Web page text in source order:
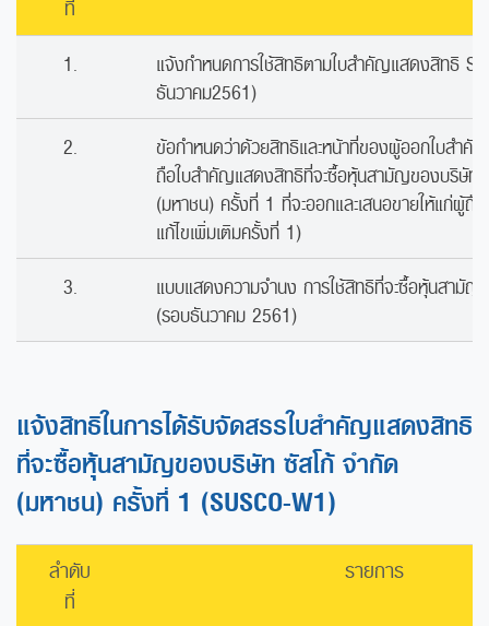
ที่
1.
แจ้งกำหนดการใช้สิทธิตามใบสำคัญแสดงสิทธิ
ธันวาคม2561)
2.
ข้อกำหนดว่าด้วยสิทธิและหน้าที่ของผู้ออกใบสำคั
ถือใบสำคัญแสดงสิทธิที่จะซื้อหุ้นสามัญของบริษัท
(มหาชน) ครั้งที่ 1 ที่จะออกและเสนอขายให้แก่ผู้ถื
แก้ไขเพิ่มเติมครั้งที่ 1)
3.
แบบแสดงความจำนง การใช้สิทธิที่จะซื้อหุ้นสามัญ
(รอบธันวาคม 2561)
แจ้งสิทธิในการได้รับจัดสรรใบสำคัญแสดงสิทธิ
ที่จะซื้อหุ้นสามัญของบริษัท ซัสโก้ จำกัด
(มหาชน) ครั้งที่ 1 (SUSCO-W1)
ลำดับ
ที่
รายการ